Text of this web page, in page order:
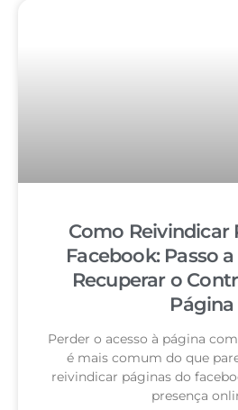
Como Reivindicar
Facebook: Passo
Recuperar o
Página
Perder o acesso à página
é mais comum do que
reivindicar páginas do
presença